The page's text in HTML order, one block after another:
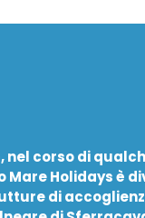
nel corso di
Mare Holidays è
di